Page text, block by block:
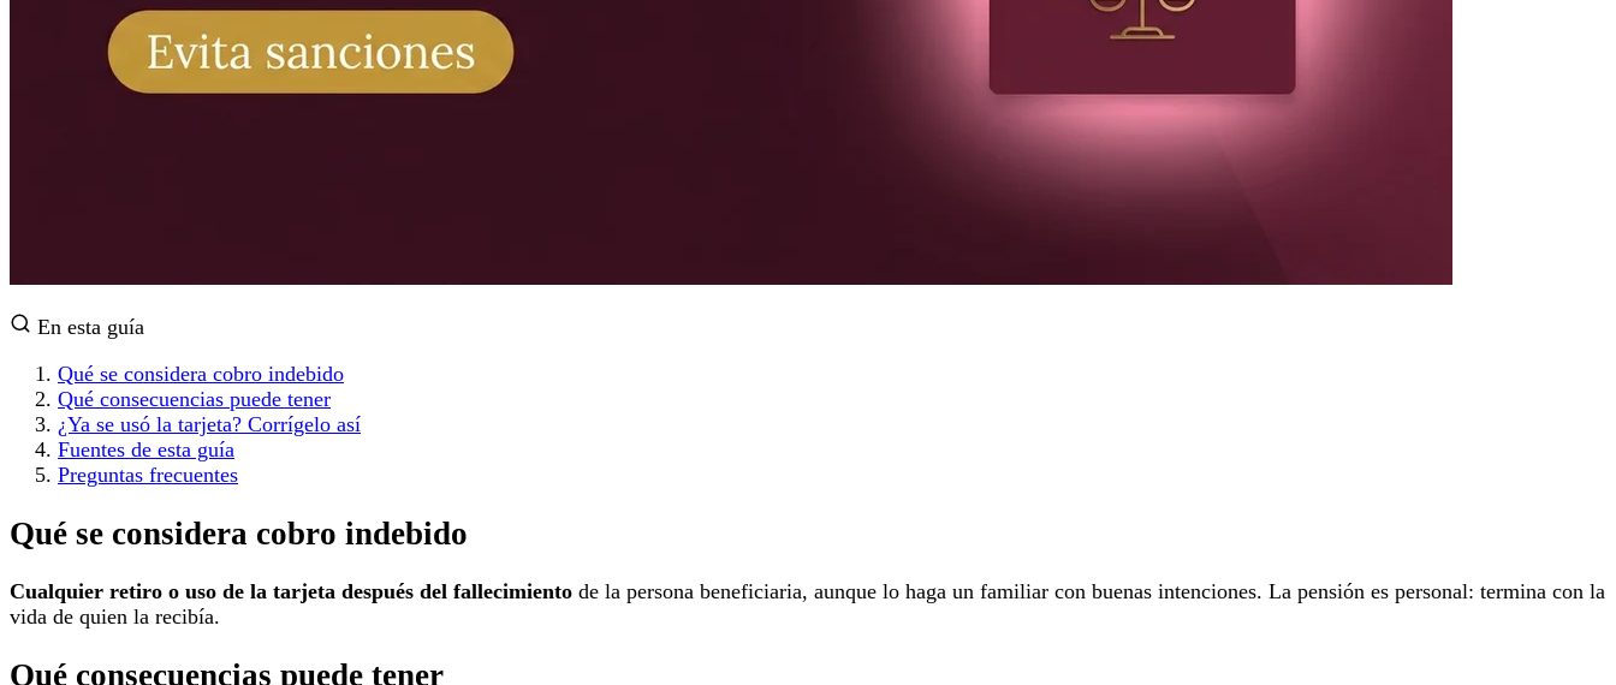
En esta guía
Qué se considera cobro indebido
Qué consecuencias puede tener
¿Ya se usó la tarjeta? Corrígelo así
Fuentes de esta guía
Preguntas frecuentes
Qué se considera cobro indebido
Cualquier retiro o uso de la tarjeta después del fallecimiento de la persona beneficiaria, aunque lo haga un familiar con buenas intenciones. La pensión es personal: termina con la
vida de quien la recibía.
Qué consecuencias puede tener